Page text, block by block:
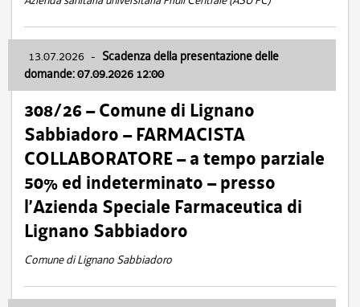
13.07.2026 - Scadenza della presentazione delle
domande: 07.09.2026 12:00
308/26 – Comune di Lignano
Sabbiadoro – FARMACISTA
COLLABORATORE – a tempo parziale
50% ed indeterminato – presso
l’Azienda Speciale Farmaceutica di
Lignano Sabbiadoro
Comune di Lignano Sabbiadoro